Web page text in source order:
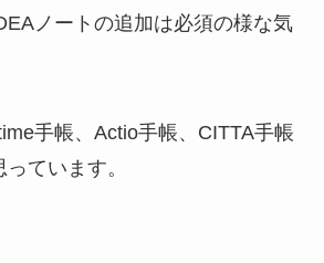
ノートの追加は必須の様な気
手帳、Actio手帳、CITTA手帳
ています。